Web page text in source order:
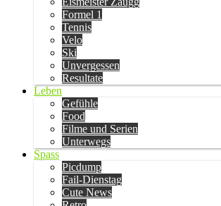
Formel 1
Tennis
Velo
Ski
Unvergessen
Resultate
Leben
Gefühle
Food
Filme und Serien
Unterwegs
Spass
Picdump
Fail-Dienstag
Cute News